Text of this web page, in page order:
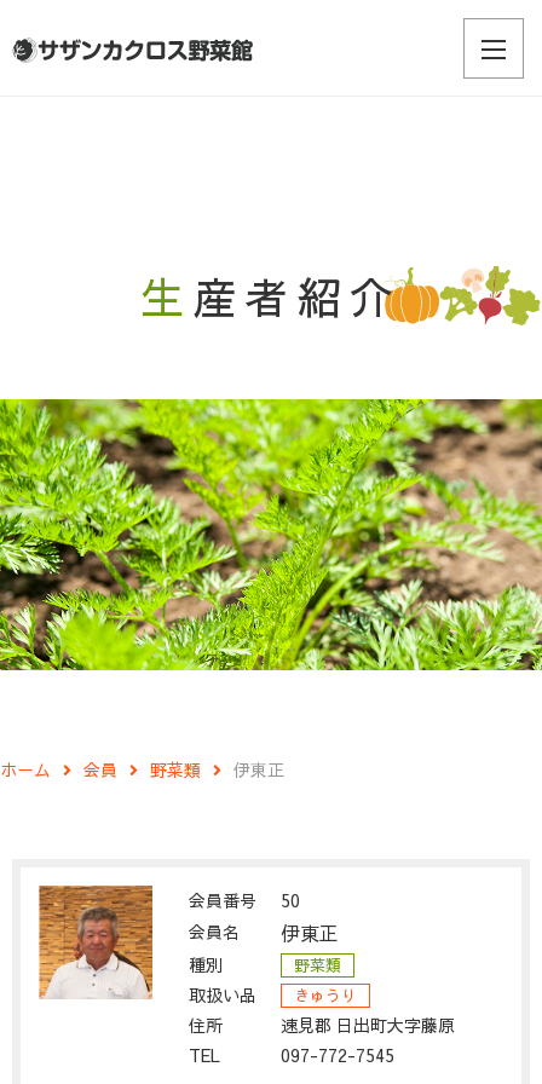
生産者紹介
ホーム 会員 野菜類 伊東正
会員番号
50
会員名
伊東正
種別 野菜類
取扱い品 きゅうり
住所
速見郡 日出町大字藤原
TEL
097-772-7545